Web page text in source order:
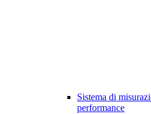
Sistema di
performance